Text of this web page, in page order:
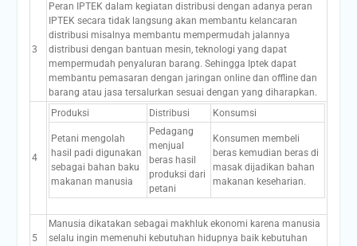
3
Peran IPTEK dalam kegiatan distribusi dengan adanya peran
IPTEK secara tidak langsung akan membantu kelancaran
distribusi misalnya membantu mempermudah jalannya
distribusi dengan bantuan mesin, teknologi yang dapat
mempermudah penyaluran barang. Sehingga Iptek dapat
membantu pemasaran dengan jaringan online dan offline dan
barang atau jasa tersalurkan sesuai dengan yang diharapkan.
4
Produksi Distribusi Konsumsi
Petani mengolah
hasil padi digunakan
sebagai bahan baku
makanan manusia
Pedagang
menjual
beras hasil
produksi dari
petani
Konsumen membeli
beras kemudian beras di
masak dijadikan bahan
makanan keseharian.
5
Manusia dikatakan sebagai makhluk ekonomi karena manusia
selalu ingin memenuhi kebutuhan hidupnya baik kebutuhan